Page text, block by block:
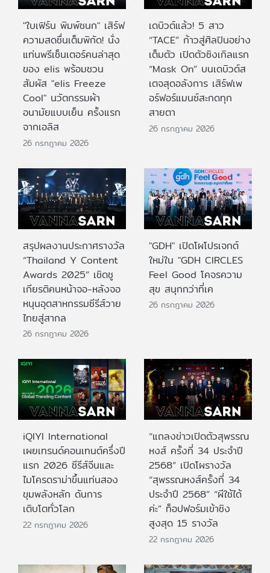
"ใบเฟิร์น พิมพ์ชนก" เสิร์ฟ
ความสดชื่นเต็มพิกัด! นั่ง
แท่นพรีเซ็นเตอร์คนล่าสุด
ของ elis พร้อมชวน
สัมผัส "elis Freeze
Cool" นวัตกรรมผ้า
อนามัยแบบเย็น ครั้งแรก
จากเอลิส
26 กรกฎาคม 2026
เดบิวต์แล้ว! 5 สาว
“TACE” ก้าวสู่ศิลปินอย่าง
เต็มตัว เปิดตัวซิงเกิลแรก
“Mask On” บนเดบิวต์ส
เตจสุดอลังการ เสิร์ฟเพ
อร์ฟอร์แมนซ์สะกดทุก
สายตา
26 กรกฎาคม 2026
สรุปผลงานประกาศรางวัล
“Thailand Y Content
Awards 2025” เชิดชู
เกียรติคนหน้าจอ-หลังจอ
หนุนอุตสาหกรรมซีรีส์วาย
ไทยสู่สากล
26 กรกฎาคม 2026
"GDH" เปิดโผโปรเจกต์
ใหม่ใน "GDH CIRCLES
Feel Good โคจรความ
สุข สนุกกว่าที่เค
26 กรกฎาคม 2026
iQIYI International
เผยเทรนด์คอนเทนต์ครึ่งปี
แรก 2026 ซีรีส์จีนและ
ไมโครดราม่าขึ้นแท่นสอง
ขุมพลังหลัก ดันการ
เติบโตทั่วโลก
22 กรกฎาคม 2026
“แถลงข่าวเปิดตัวสุพรรณ
หงส์ ครั้งที่ 34 ประจำปี
2568” เปิดโผรางวัล
“สุพรรณหงส์ครั้งที่ 34
ประจำปี 2568” “ผีใช้ได้
ค่ะ” ท็อปฟอร์มเข้าชิง
สูงสุด 15 รางวัล
22 กรกฎาคม 2026